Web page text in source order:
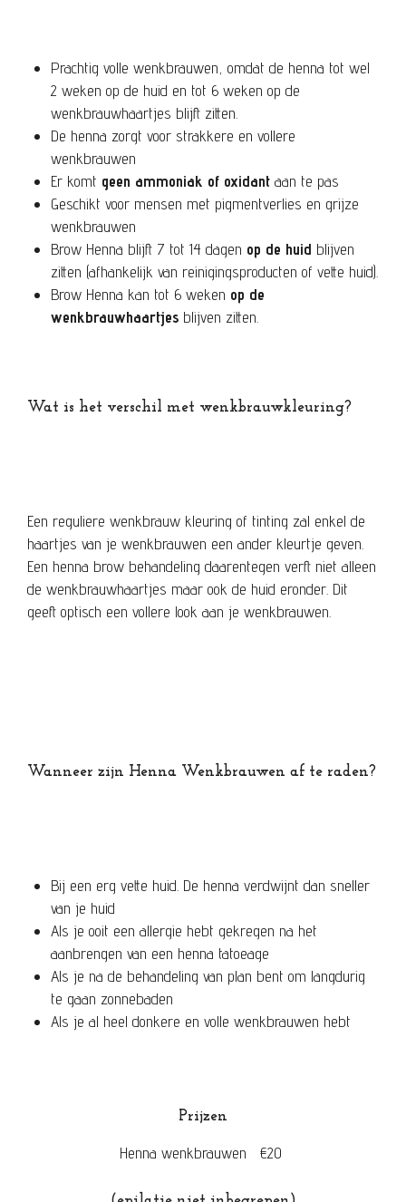
Prachtig volle wenkbrauwen, omdat de henna tot wel
2 weken op de huid en tot 6 weken op de
wenkbrauwhaartjes blijft zitten.
De henna zorgt voor strakkere en vollere
wenkbrauwen
Er komt geen ammoniak of oxidant aan te pas
Geschikt voor mensen met pigmentverlies en grijze
wenkbrauwen
Brow Henna blijft 7 tot 14 dagen op de huid blijven
zitten (afhankelijk van reinigingsproducten of vette huid).
Brow Henna kan tot 6 weken op de
wenkbrauwhaartjes blijven zitten.
Wat is het verschil met wenkbrauwkleuring?
Een reguliere wenkbrauw kleuring of tinting zal enkel de
haartjes van je wenkbrauwen een ander kleurtje geven.
Een henna brow behandeling daarentegen verft niet alleen
de wenkbrauwhaartjes maar ook de huid eronder. Dit
geeft optisch een vollere look aan je wenkbrauwen.
Wanneer zijn Henna Wenkbrauwen af te raden?
Bij een erg vette huid. De henna verdwijnt dan sneller
van je huid
Als je ooit een allergie hebt gekregen na het
aanbrengen van een henna tatoeage
Als je na de behandeling van plan bent om langdurig
te gaan zonnebaden
Als je al heel donkere en volle wenkbrauwen hebt
Prijzen
Henna wenkbrauwen €20